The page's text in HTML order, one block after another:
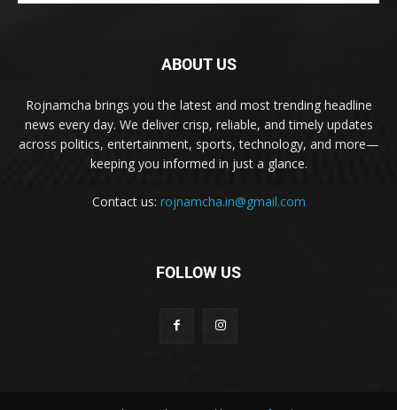
ABOUT US
Rojnamcha brings you the latest and most trending headline
news every day. We deliver crisp, reliable, and timely updates
across politics, entertainment, sports, technology, and more—
keeping you informed in just a glance.
Contact us: rojnamcha.in@gmail.com
FOLLOW US